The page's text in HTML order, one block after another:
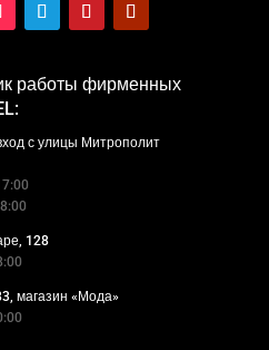
работы фирменных
с улицы Митрополит
128
магазин «Мода»